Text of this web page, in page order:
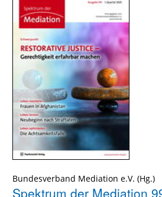
Bundesverband Mediation e.V. (Hg.)
Spektrum der Mediation